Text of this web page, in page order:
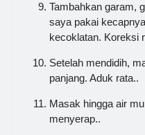
Tambahkan garam,
saya pakai
kecoklatan. Koreksi
Setelah mendidih,
panjang. Aduk rata..
Masak hingga air
menyerap..